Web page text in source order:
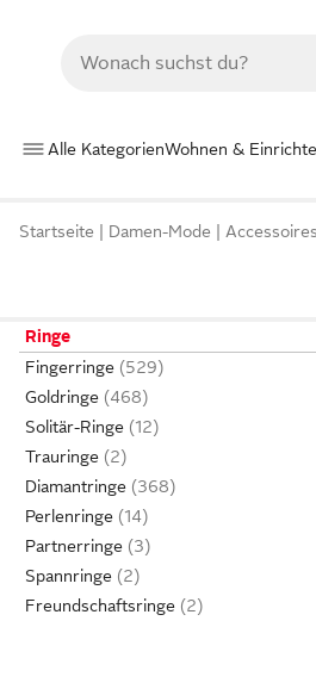
Alle KategorienWohnen &
Startseite Damen-Mode
Ringe
Fingerringe
Goldringe
Solitär-Ringe
Trauringe
Diamantringe
Perlenringe
Partnerringe
Spannringe
Freundschaftsringe